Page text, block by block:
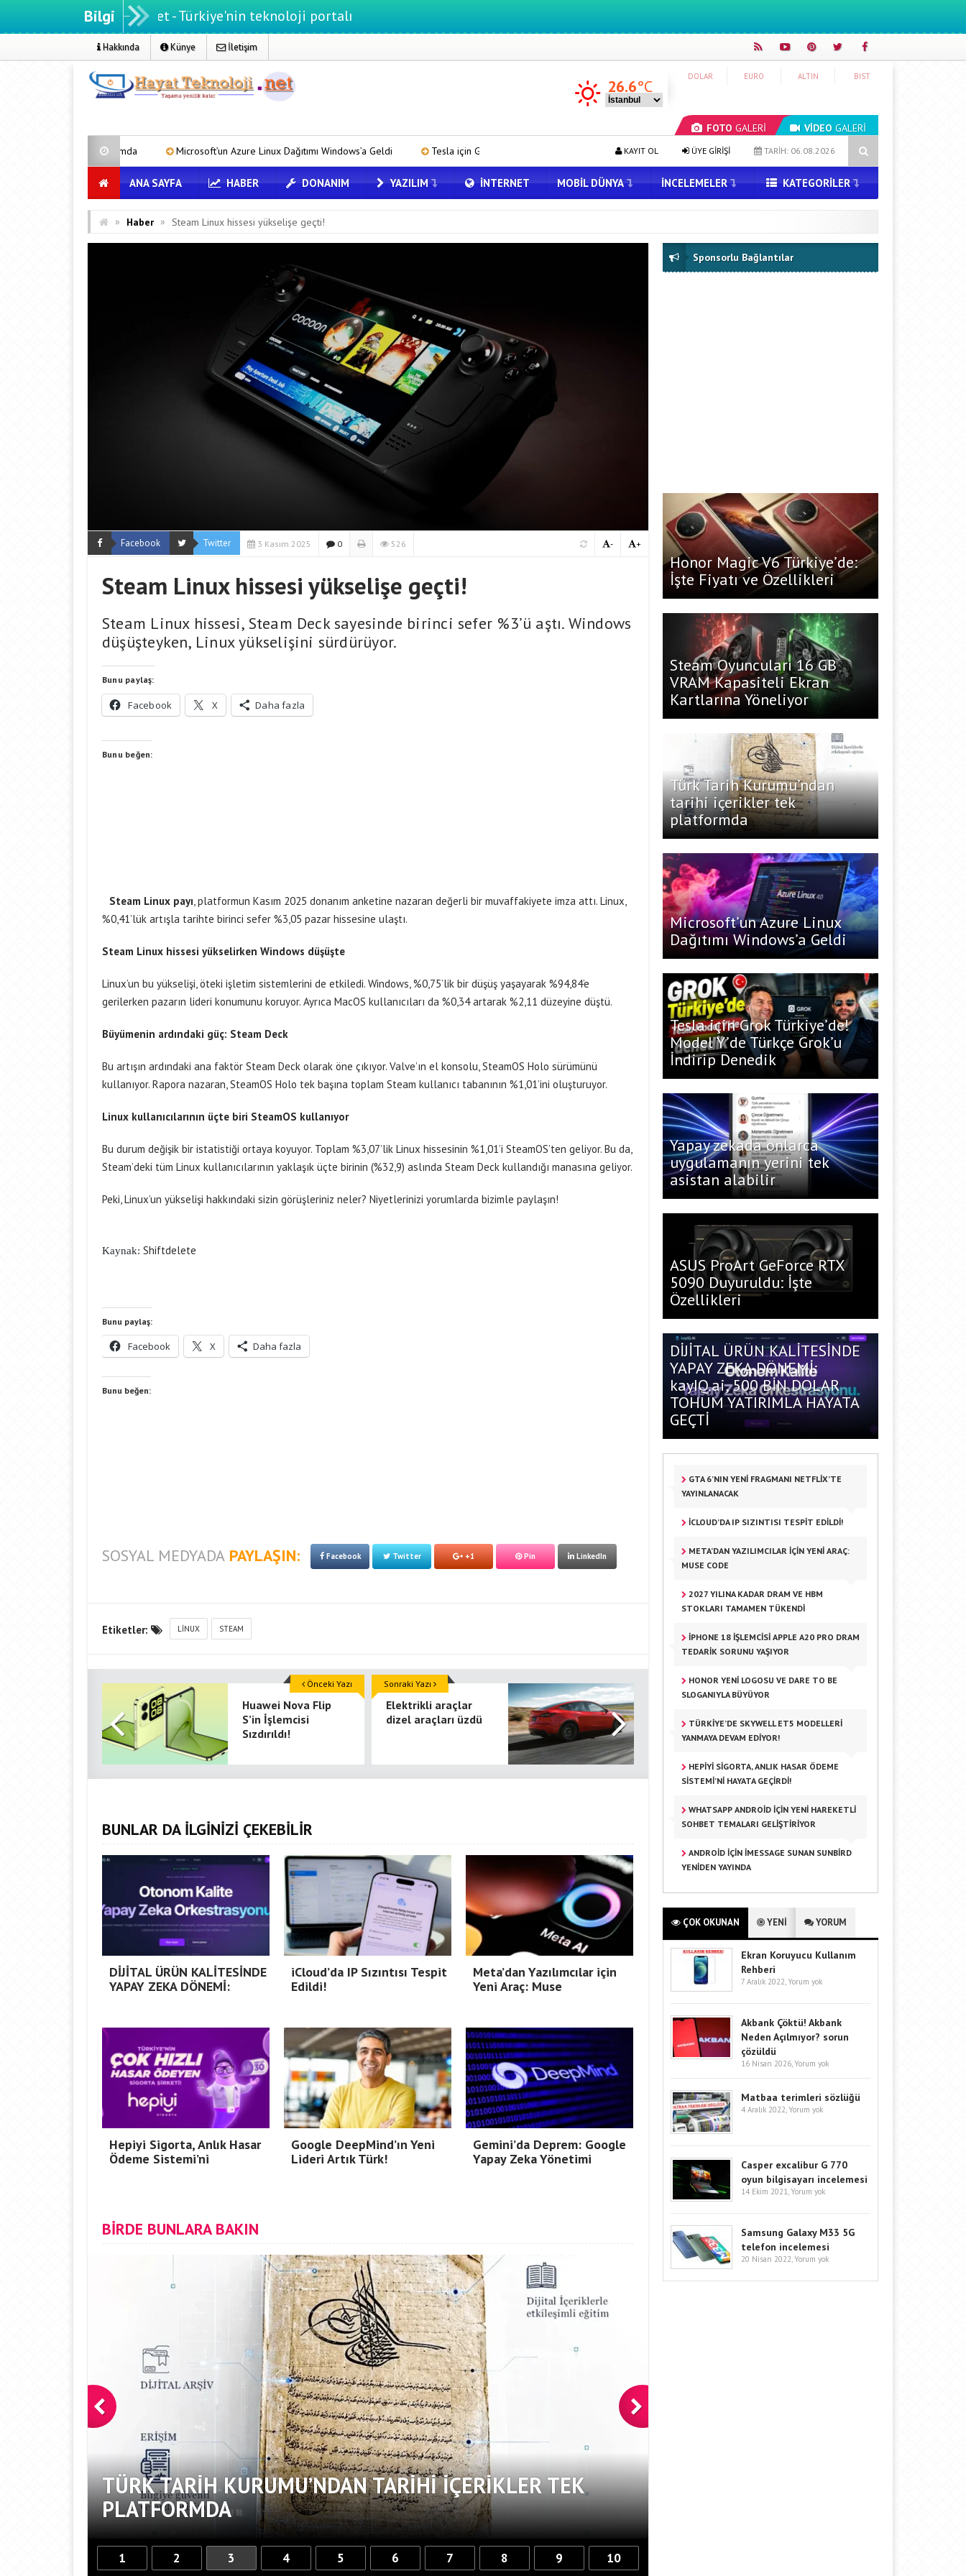
Bilgi- Türkiye'nin teknoloji portalı
Hakkında Künye İletişim
FOTO GALERİ VİDEO GALERİ
DOLAR EURO ALTIN BIST
26.6°C
Microsoft’un Azure Linux Dağıtımı Windows’a Geldi Tesla için Grok Türkiye’de! Model Y’de Türkçe Grok’u İndirip Denedik Yapay zekada onlarca uygulamanın yerini tek asistan alabilir
TARİH: 06.08.2026
ÜYE GİRİŞİ
KAYIT OL
ANA SAYFA HABER DONANIM YAZILIM İNTERNET MOBIL DÜNYA İNCELEMELER KATEGORILER
» Haber » Steam Linux hissesi yükselişe geçti!
Facebook Twitter 3 Kasım 2025 0 526 +
-
Steam Linux hissesi yükselişe geçti!
Steam Linux hissesi, Steam Deck sayesinde birinci sefer %3’ü aştı. Windows
düşüşteyken, Linux yükselişini sürdürüyor.
Bunu paylaş:
Facebook X Daha fazla
Bunu beğen:
Steam Linux payı, platformun Kasım 2025 donanım anketine nazaran değerli bir muvaffakiyete imza attı. Linux,
%0,41’lük artışla tarihte birinci sefer %3,05 pazar hissesine ulaştı.
Steam Linux hissesi yükselirken Windows düşüşte
Linux’un bu yükselişi, öteki işletim sistemlerini de etkiledi. Windows, %0,75’lik bir düşüş yaşayarak %94,84’e
gerilerken pazarın lideri konumunu koruyor. Ayrıca MacOS kullanıcıları da %0,34 artarak %2,11 düzeyine düştü.
Büyümenin ardındaki güç: Steam Deck
Bu artışın ardındaki ana faktör Steam Deck olarak öne çıkıyor. Valve’ın el konsolu, SteamOS Holo sürümünü
kullanıyor. Rapora nazaran, SteamOS Holo tek başına toplam Steam kullanıcı tabanının %1,01’ini oluşturuyor.
Linux kullanıcılarının üçte biri SteamOS kullanıyor
Bu durum değişik bir istatistiği ortaya koyuyor. Toplam %3,07’lik Linux hissesinin %1,01’i SteamOS’ten geliyor. Bu da,
Steam’deki tüm Linux kullanıcılarının yaklaşık üçte birinin (%32,9) aslında Steam Deck kullandığı manasına geliyor.
Peki, Linux’un yükselişi hakkındaki sizin görüşleriniz neler? Niyetlerinizi yorumlarda bizimle paylaşın!
Kaynak: Shiftdelete
Bunu paylaş:
Facebook X Daha fazla
Bunu beğen:
SOSYAL MEDYADA PAYLAŞIN: Facebook Twitter +1 Pin LinkedIn
Etiketler: LINUX STEAM
Huawei Nova Flip
S’in İşlemcisi
Sızdırıldı!
Önceki Yazı
Elektrikli araçlar
dizel araçları üzdü
Sonraki Yazı
BUNLAR DA İLGİNİZİ ÇEKEBİLİR
DİJİTAL ÜRÜN KALİTESİNDE
YAPAY ZEKA DÖNEMİ:
iCloud’da IP Sızıntısı Tespit
Edildi!
Meta’dan Yazılımcılar için
Yeni Araç: Muse
Hepiyi Sigorta, Anlık Hasar
Ödeme Sistemi’ni
Google DeepMind’ın Yeni
Lideri Artık Türk!
Gemini’da Deprem: Google
Yapay Zeka Yönetimi
BİRDE BUNLARA BAKIN
TÜRK TARIH KURUMU’NDAN TARIHI IÇERIKLER TEK
PLATFORMDA
1 2 3 4 5 6 7 8 9 10
Sponsorlu Bağlantılar
Honor Magic V6 Türkiye’de:
İşte Fiyatı ve Özellikleri
Steam Oyuncuları 16 GB
VRAM Kapasiteli Ekran
Kartlarına Yöneliyor
Türk Tarih Kurumu’ndan
tarihi içerikler tek
platformda
Microsoft’un Azure Linux
Dağıtımı Windows’a Geldi
Tesla için Grok Türkiye’de!
Model Y’de Türkçe Grok’u
İndirip Denedik
Yapay zekada onlarca
uygulamanın yerini tek
asistan alabilir
ASUS ProArt GeForce RTX
5090 Duyuruldu: İşte
Özellikleri
DİJİTAL ÜRÜN KALİTESİNDE
YAPAY ZEKA DÖNEMİ:
kayIQ.ai, 500 BİN DOLAR
TOHUM YATIRIMLA HAYATA
GEÇTİ
GTA 6’NIN YENI FRAGMANI NETFLIX’TE
YAYINLANACAK
ICLOUD’DA IP SIZINTISI TESPIT EDILDI!
META’DAN YAZILIMCILAR IÇIN YENI ARAÇ:
MUSE CODE
2027 YILINA KADAR DRAM VE HBM
STOKLARI TAMAMEN TÜKENDI
IPHONE 18 İŞLEMCISI APPLE A20 PRO DRAM
TEDARIK SORUNU YAŞIYOR
HONOR YENI LOGOSU VE DARE TO BE
SLOGANIYLA BÜYÜYOR
TÜRKIYE’DE SKYWELL ET5 MODELLERI
YANMAYA DEVAM EDIYOR!
HEPIYI SIGORTA, ANLIK HASAR ÖDEME
SISTEMI’NI HAYATA GEÇIRDI!
WHATSAPP ANDROID IÇIN YENI HAREKETLI
SOHBET TEMALARI GELIŞTIRIYOR
ANDROID IÇIN IMESSAGE SUNAN SUNBIRD
YENIDEN YAYINDA
ÇOK OKUNAN YENİ YORUM
Ekran Koruyucu Kullanım
Rehberi
7 Aralık 2022, Yorum yok
Akbank Çöktü! Akbank
Neden Açılmıyor? sorun
çözüldü
16 Nisan 2026, Yorum yok
Matbaa terimleri sözlüğü
4 Aralık 2022, Yorum yok
Casper excalibur G 770
oyun bilgisayarı incelemesi
14 Ekim 2021, Yorum yok
Samsung Galaxy M33 5G
telefon incelemesi
20 Nisan 2022, Yorum yok